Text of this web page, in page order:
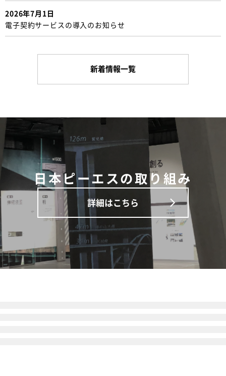
2026年7月1日
電子契約サービスの導入のお知らせ
新着情報一覧
日本ピーエスの取り組み
詳細はこちら